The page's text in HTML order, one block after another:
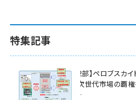
特集記事
特集【第2部】ペロブスカ
戦略 ― 次世代市場の覇権
の動向 ―